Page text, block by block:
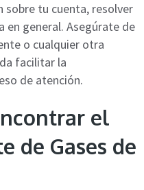
tu cuenta, resolver
en general. Asegúrate de
o cualquier otra
facilitar la
de atención.
el
de Gases de